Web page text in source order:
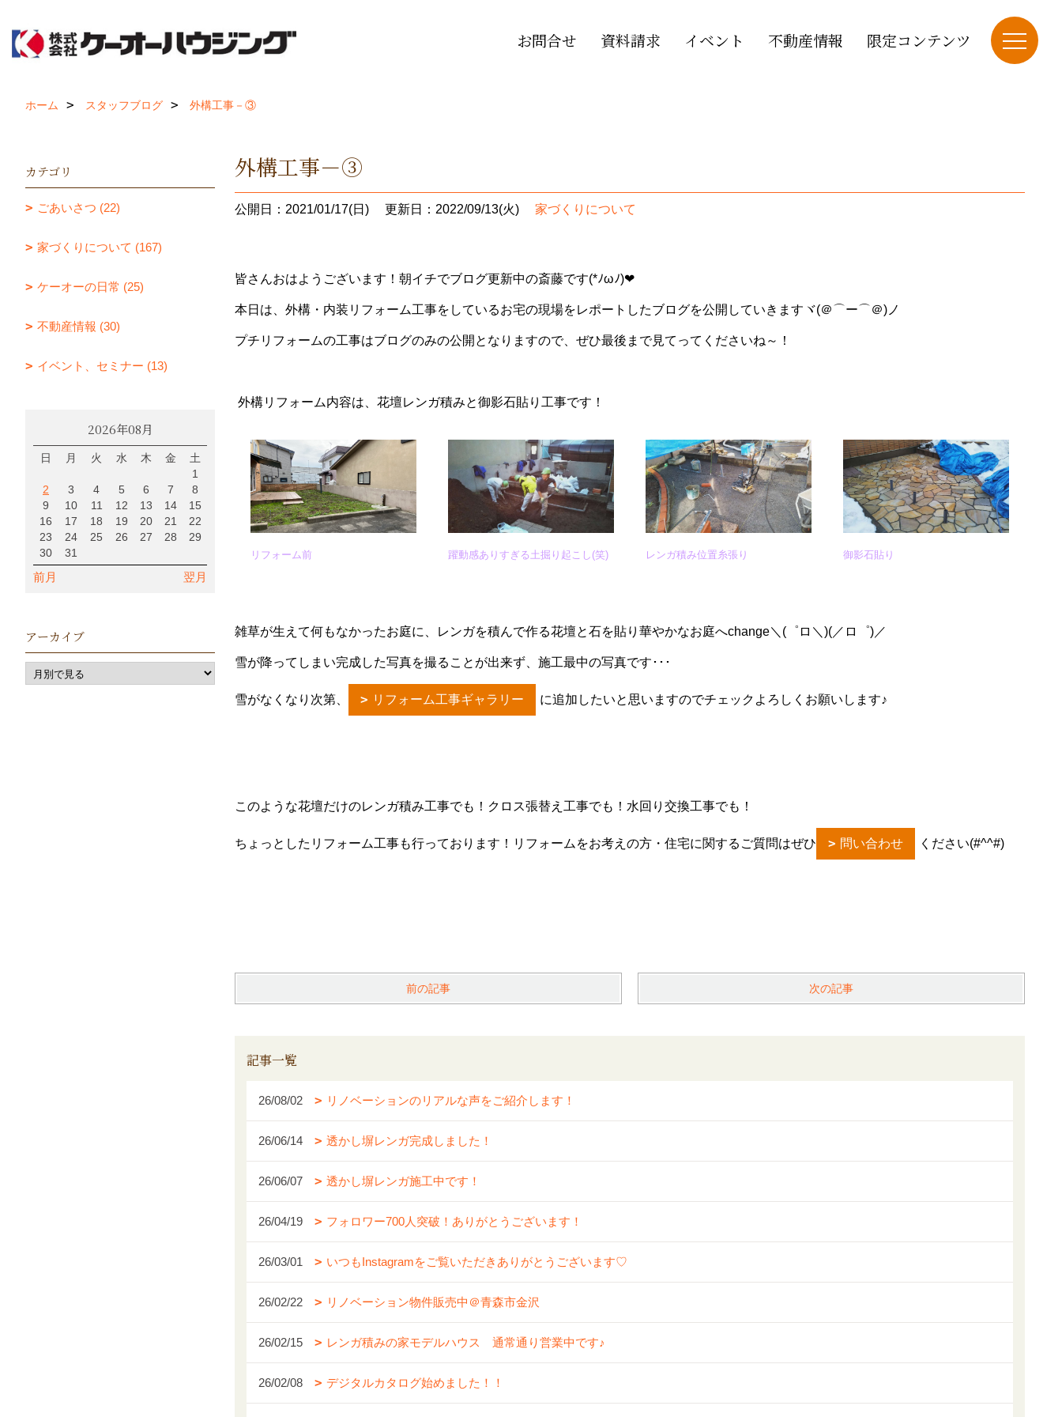
お問合せ 資料請求 イベント 不動産情報 限定コンテンツ
ホーム スタッフブログ 外構工事－③
外構工事－③
公開日：2021/01/17(日) 更新日：2022/09/13(火) 家づくりについて
皆さんおはようございます！朝イチでブログ更新中の斎藤です(*ﾉωﾉ)❤
本日は、外構・内装リフォーム工事をしているお宅の現場をレポートしたブログを公開していきますヾ(＠⌒ー⌒＠)ノ
プチリフォームの工事はブログのみの公開となりますので、ぜひ最後まで見てってくださいね～！
外構リフォーム内容は、花壇レンガ積みと御影石貼り工事です！
リフォーム前 躍動感ありすぎる土掘り起こし(笑) レンガ積み位置糸張り 御影石貼り
雑草が生えて何もなかったお庭に、レンガを積んで作る花壇と石を貼り華やかなお庭へchange＼(゜ロ＼)(／ロ゜)／
雪が降ってしまい完成した写真を撮ることが出来ず、施工最中の写真です･･･
雪がなくなり次第、 リフォーム工事ギャラリー に追加したいと思いますのでチェックよろしくお願いします♪
このような花壇だけのレンガ積み工事でも！クロス張替え工事でも！水回り交換工事でも！
ちょっとしたリフォーム工事も行っております！リフォームをお考えの方・住宅に関するご質問はぜひ 問い合わせ ください(#^^#)
前の記事 次の記事
記事一覧
26/08/02 リノベーションのリアルな声をご紹介します！
26/06/14 透かし塀レンガ完成しました！
26/06/07 透かし塀レンガ施工中です！
26/04/19 フォロワー700人突破！ありがとうございます！
26/03/01 いつもInstagramをご覧いただきありがとうございます♡
26/02/22 リノベーション物件販売中＠青森市金沢
26/02/15 レンガ積みの家モデルハウス 通常通り営業中です♪
26/02/08 デジタルカタログ始めました！！
カテゴリ
ごあいさつ (22)
家づくりについて (167)
ケーオーの日常 (25)
不動産情報 (30)
イベント、セミナー (13)
2026年08月
日 月 火 水 木 金
土
1
2
3 4 5 6 7
8
9
10 11 12 13 14
15
16
17 18 19 20 21
22
23
24 25 26 27 28
29
30
31
前月 翌月
アーカイブ